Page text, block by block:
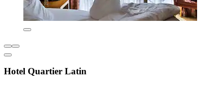
Hotel Quartier Latin